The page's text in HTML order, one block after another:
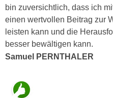
bin zuversichtlich, dass ich
einen wertvollen Beitrag zur
leisten kann und die
besser bewältigen kann.
Samuel PERNTHALER
n
e
a
n
g
e